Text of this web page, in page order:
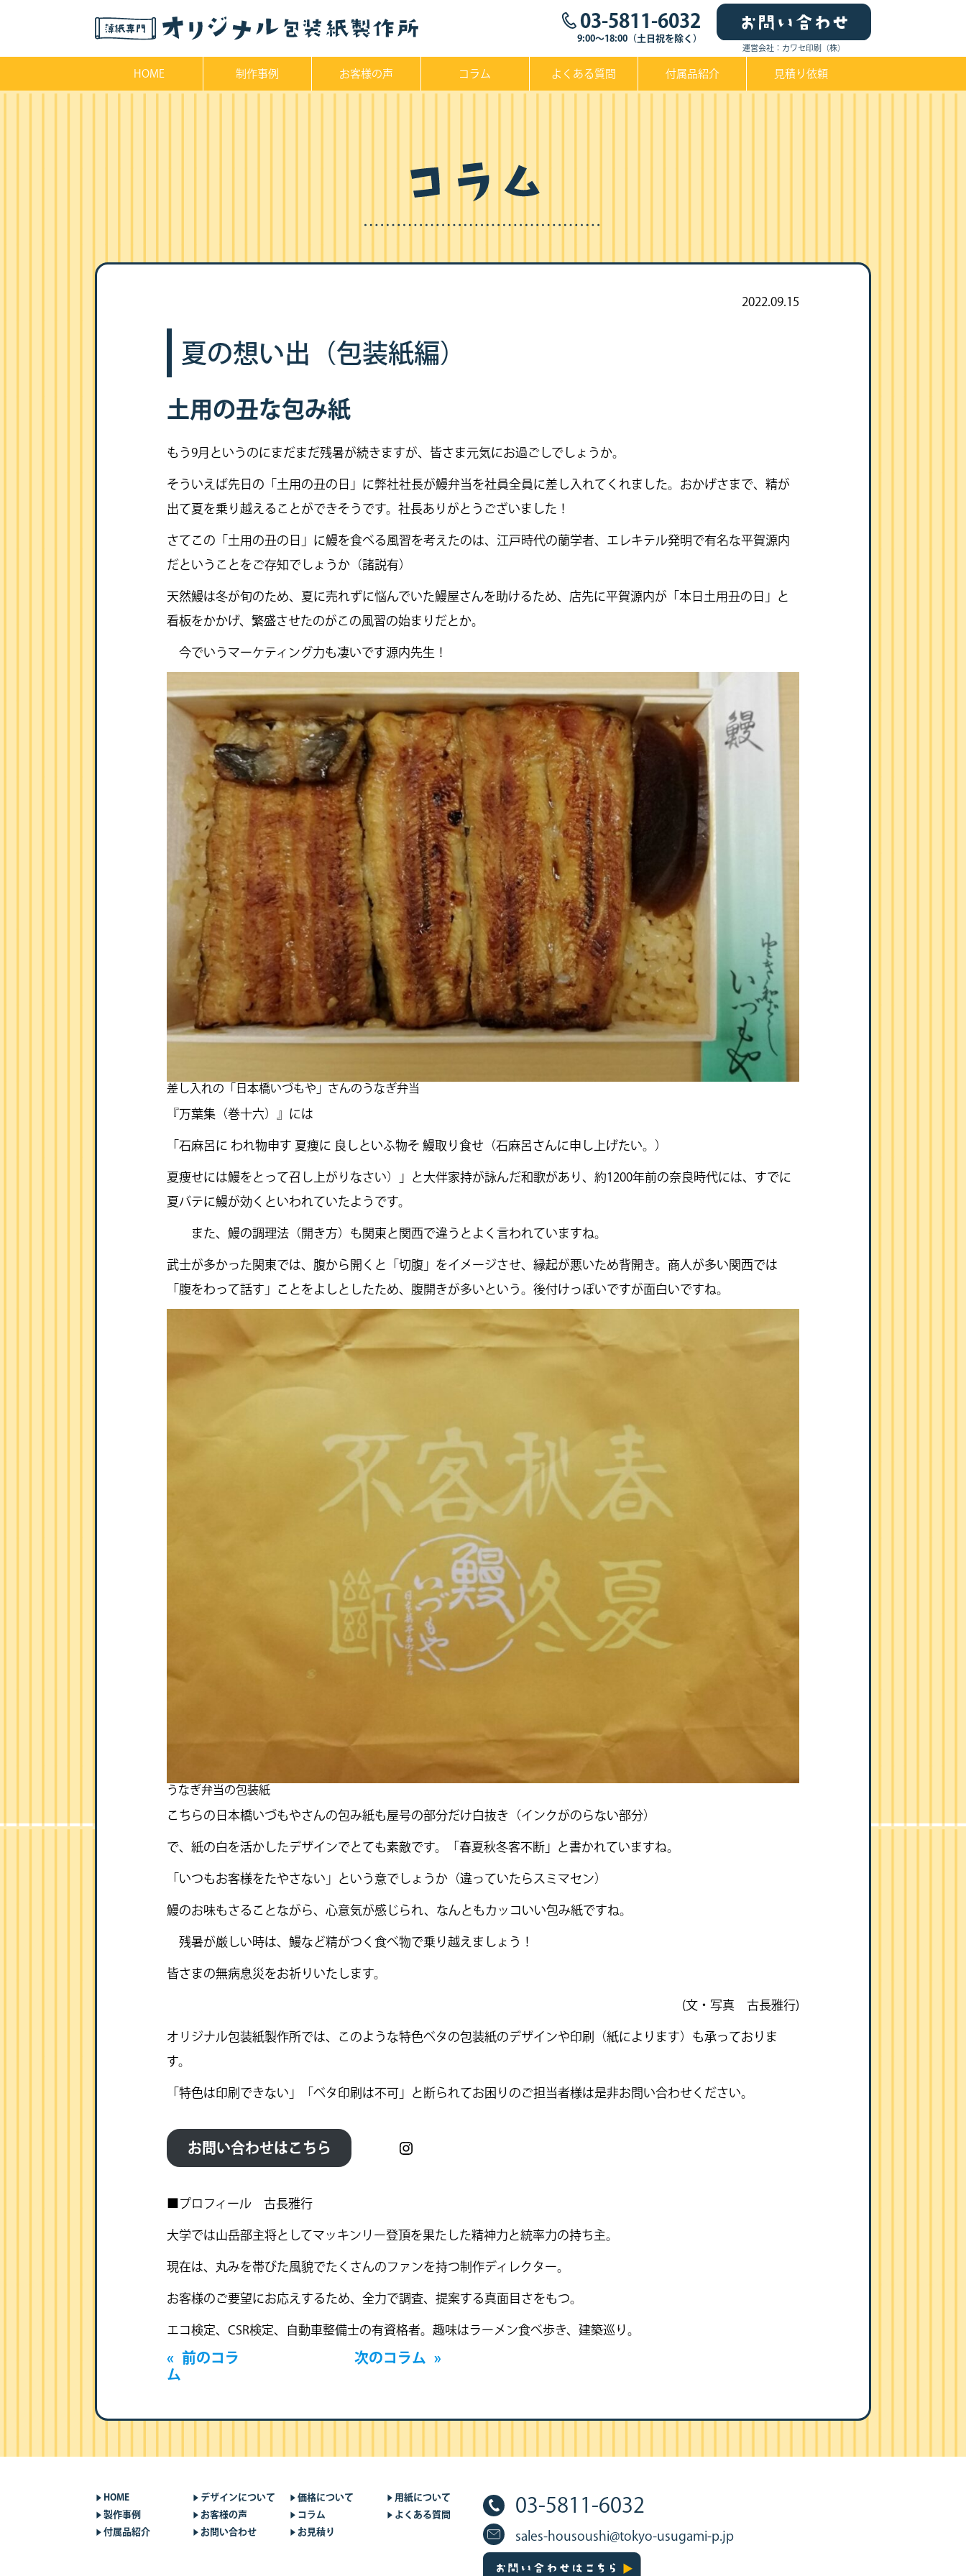
03-5811-6032
9:00～18:00（土日祝を除く）
運営会社：カワセ印刷（株）
HOME 制作事例 お客様の声 コラム よくある質問 付属品紹介 見積り依頼
2022.09.15
夏の想い出（包装紙編）
土用の丑な包み紙
もう9月というのにまだまだ残暑が続きますが、皆さま元気にお過ごしでしょうか。
そういえば先日の「土用の丑の日」に弊社社長が鰻弁当を社員全員に差し入れてくれました。おかげさまで、精が
出て夏を乗り越えることができそうです。社長ありがとうございました！
さてこの「土用の丑の日」に鰻を食べる風習を考えたのは、江戸時代の蘭学者、エレキテル発明で有名な平賀源内
だということをご存知でしょうか（諸説有）
天然鰻は冬が旬のため、夏に売れずに悩んでいた鰻屋さんを助けるため、店先に平賀源内が「本日土用丑の日」と
看板をかかげ、繁盛させたのがこの風習の始まりだとか。
今でいうマーケティング力も凄いです源内先生！
差し入れの「日本橋いづもや」さんのうなぎ弁当
『万葉集（巻十六）』には
「石麻呂に われ物申す 夏痩に 良しといふ物そ 鰻取り食せ（石麻呂さんに申し上げたい。）
夏痩せには鰻をとって召し上がりなさい）」と大伴家持が詠んだ和歌があり、約1200年前の奈良時代には、すでに
夏バテに鰻が効くといわれていたようです。
また、鰻の調理法（開き方）も関東と関西で違うとよく言われていますね。
武士が多かった関東では、腹から開くと「切腹」をイメージさせ、縁起が悪いため背開き。商人が多い関西では
「腹をわって話す」ことをよしとしたため、腹開きが多いという。後付けっぽいですが面白いですね。
うなぎ弁当の包装紙
こちらの日本橋いづもやさんの包み紙も屋号の部分だけ白抜き（インクがのらない部分）
で、紙の白を活かしたデザインでとても素敵です。「春夏秋冬客不断」と書かれていますね。
「いつもお客様をたやさない」という意でしょうか（違っていたらスミマセン）
鰻のお味もさることながら、心意気が感じられ、なんともカッコいい包み紙ですね。
残暑が厳しい時は、鰻など精がつく食べ物で乗り越えましょう！
皆さまの無病息災をお祈りいたします。
(文・写真 古長雅行)
オリジナル包装紙製作所では、このような特色ベタの包装紙のデザインや印刷（紙によります）も承っておりま
す。
「特色は印刷できない」「ベタ印刷は不可」と断られてお困りのご担当者様は是非お問い合わせください。
お問い合わせはこちら Instagram
■プロフィール 古長雅行
大学では山岳部主将としてマッキンリー登頂を果たした精神力と統率力の持ち主。
現在は、丸みを帯びた風貌でたくさんのファンを持つ制作ディレクター。
お客様のご要望にお応えするため、全力で調査、提案する真面目さをもつ。
エコ検定、CSR検定、自動車整備士の有資格者。趣味はラーメン食べ歩き、建築巡り。
« 前のコラ
ム
次のコラム »
HOME デザインについて 価格について
用紙について
製作事例
お客様の声 コラム
よくある質問
付属品紹介
お問い合わせ お見積り
03-5811-6032
sales-housoushi@tokyo-usugami-p.jp